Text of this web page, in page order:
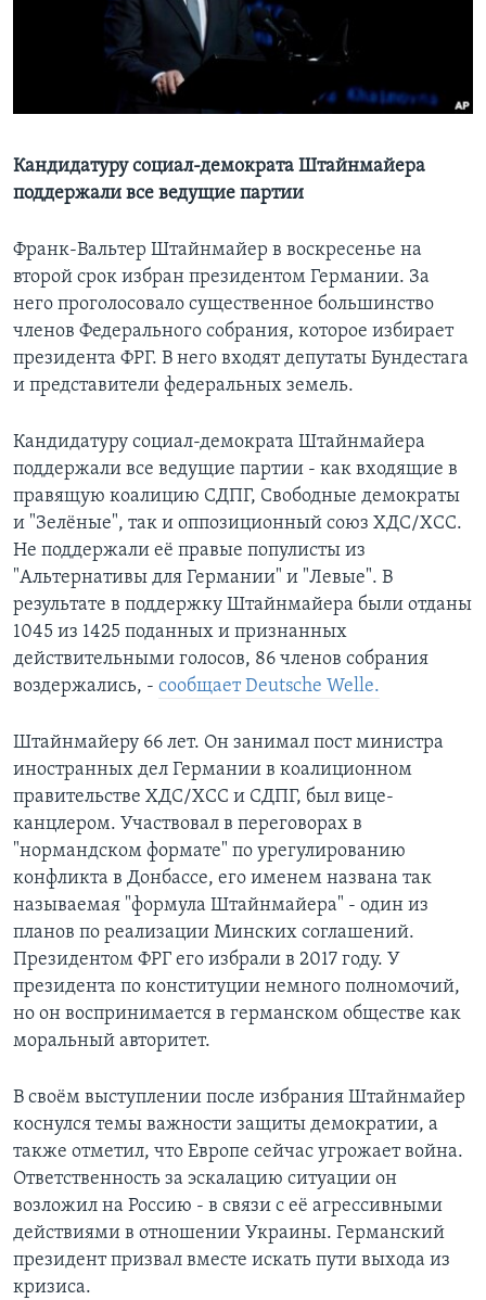
Learning English
Языки
Кандидатуру социал-демократа Штайнмайера
поддержали все ведущие партии
Франк-Вальтер Штайнмайер в воскресенье на
второй срок избран президентом Германии. За
него проголосовало существенное большинство
членов Федерального собрания, которое избирает
президента ФРГ. В него входят депутаты Бундестага
и представители федеральных земель.
Кандидатуру социал-демократа Штайнмайера
поддержали все ведущие партии - как входящие в
правящую коалицию СДПГ, Свободные демократы
и "Зелёные", так и оппозиционный союз ХДС/ХСС.
Не поддержали её правые популисты из
"Альтернативы для Германии" и "Левые". В
результате в поддержку Штайнмайера были отданы
1045 из 1425 поданных и признанных
действительными голосов, 86 членов собрания
воздержались, - сообщает Deutsche Welle.
Штайнмайеру 66 лет. Он занимал пост министра
иностранных дел Германии в коалиционном
правительстве ХДС/ХСС и СДПГ, был вице-
канцлером. Участвовал в переговорах в
"нормандском формате" по урегулированию
конфликта в Донбассе, его именем названа так
называемая "формула Штайнмайера" - один из
планов по реализации Минских соглашений.
Президентом ФРГ его избрали в 2017 году. У
президента по конституции немного полномочий,
но он воспринимается в германском обществе как
моральный авторитет.
В своём выступлении после избрания Штайнмайер
коснулся темы важности защиты демократии, а
также отметил, что Европе сейчас угрожает война.
Ответственность за эскалацию ситуации он
возложил на Россию - в связи с её агрессивными
действиями в отношении Украины. Германский
президент призвал вместе искать пути выхода из
кризиса.